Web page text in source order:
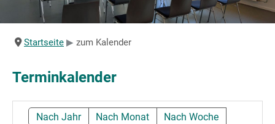
Angebote
Sportpark
Startseite zum Kalender
Terminkalender
Nach Jahr Nach Monat
Nach Woche